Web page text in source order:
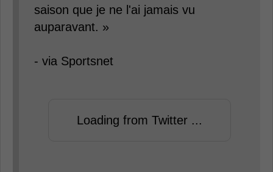
saison que je ne l'ai jamais vu
auparavant. »
- via Sportsnet
Loading from Twitter ...